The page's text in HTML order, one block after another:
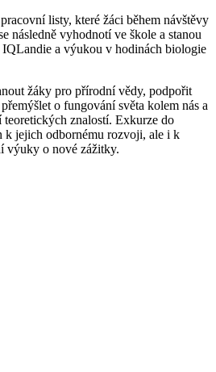
listy, které žáci během návštěvy
následně vyhodnotí ve škole a stanou
IQLandie a výukou v hodinách biologie
žáky pro přírodní vědy, podpořit
o fungování světa kolem nás a
znalostí. Exkurze do
k jejich odbornému rozvoji, ale i k
výuky o nové zážitky.